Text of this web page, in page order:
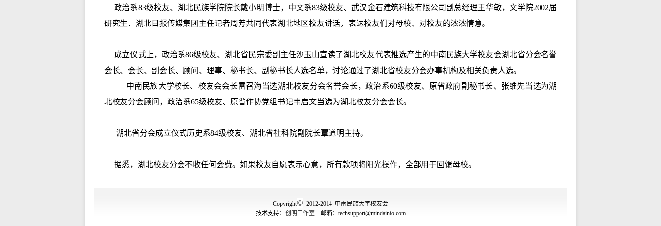
政治系83级校友、湖北民族学院院长戴小明博士，中文系83级校友、武汉金石建筑科技有限公司副总经理王华敏，文学院2002届
研究生、湖北日报传媒集团主任记者周芳共同代表湖北地区校友讲话，表达校友们对母校、对校友的浓浓情意。
成立仪式上，政治系86级校友、湖北省民宗委副主任沙玉山宣读了湖北校友代表推选产生的中南民族大学校友会湖北省分会名誉
会长、会长、副会长、顾问、理事、秘书长、副秘书长人选名单，讨论通过了湖北省校友分会办事机构及相关负责人选。
中南民族大学校长、校友会会长雷召海当选湖北校友分会名誉会长，政治系60级校友、原省政府副秘书长、张维先当选为湖
北校友分会顾问，政治系65级校友、原省作协党组书记韦启文当选为湖北校友分会会长。
湖北省分会成立仪式历史系84级校友、湖北省社科院副院长覃道明主持。
据悉，湖北校友分会不收任何会费。如果校友自愿表示心意，所有款项将阳光操作，全部用于回馈母校。
Copyright© 2012-2014 中南民族大学校友会
技术支持： 创明工作室邮箱：techsupport@mindainfo.com